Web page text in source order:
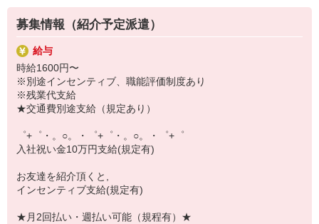
▼オフィスワーク
事務、経理、データ入力、コールセンター、受付
▼工場・製造・軽作業系
機械/食品製造・梱包・仕分け・加工・組立・検査
▼美容系
眉毛サロンのアイブロウ・ネイリスト・エステ
▼営業・販売
法人営業・アパレル販売・個別指導塾・人材紹介
▼人気案件も多数♪
短期・期間限定・オープニング・官公庁案件
上場/優良/大手企業など
【スマホ面接実施中】
￣￣￣￣￣￣￣￣￣
自宅に居ながらスマホでカンタン面接OK！
オンライン面談なのでスピード対応。
満足度◎
■携帯やインターネット販売業務
docomo(ドコモ)/au(エーユー)・KDDI/softbank(ソフトバンク)など
の大手キャリアから
ワイモバイル(Y!mobille)、楽天モバイル、UQなど格安スマホまで幅
広く紹介可能♪
人気のApple（アップル）店舗もございます！
募集情報（紹介予定派遣）
給与
時給1600円〜
※別途インセンティブ、職能評価制度あり
※残業代支給
★交通費別途支給（規定あり）
゜+゜・。○。・゜+゜・。○。・゜+゜
入社祝い金10万円支給(規定有)
お友達を紹介頂くと,
インセンティブ支給(規定有)
★月2回払い・週払い可能（規程有）★